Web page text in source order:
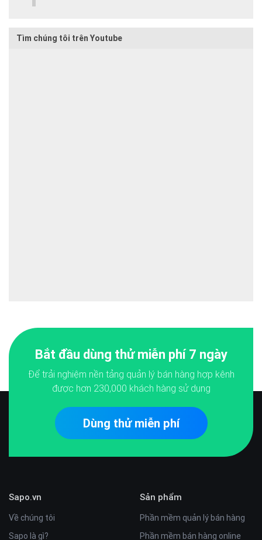
Tìm chúng tôi trên Youtube
Bắt đầu dùng thử miễn phí 7 ngày
Để trải nghiệm nền tảng quản lý bán hàng hợp kênh
được hơn 230,000 khách hàng sử dụng
Dùng thử miễn phí
Sapo.vn
Về chúng tôi
Sapo là gì?
Sản phẩm
Phần mềm quản lý bán hàng
Phần mềm bán hàng online